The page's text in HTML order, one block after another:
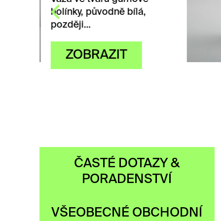
ČASTÉ DOTAZY &
PORADENSTVÍ
VŠEOBECNÉ OBCHODNÍ